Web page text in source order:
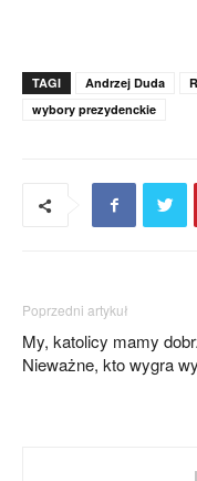
TAGI Andrzej Duda
wybory prezydenckie
Poprzedni artykuł
My, katolicy mamy
Nieważne, kto wygra